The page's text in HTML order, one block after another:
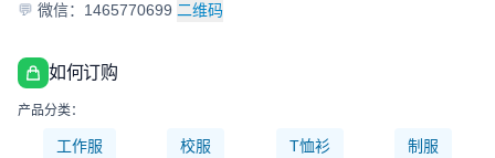
💬 微信：1465770699 二维码
如何订购
产品分类：
工作服 校服 T恤衫 制服